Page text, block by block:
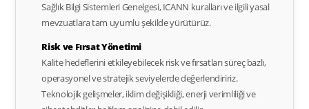
Sağlık Bilgi Sistemleri Genelgesi, ICANN kuralları ve ilgili yasal
mevzuatlara tam uyumlu şekilde yürütürüz.
Risk ve Fırsat Yönetimi
Kalite hedeflerini etkileyebilecek risk ve fırsatları süreç bazlı,
operasyonel ve stratejik seviyelerde değerlendiririz.
Teknolojik gelişmeler, iklim değişikliği, enerji verimliliği ve